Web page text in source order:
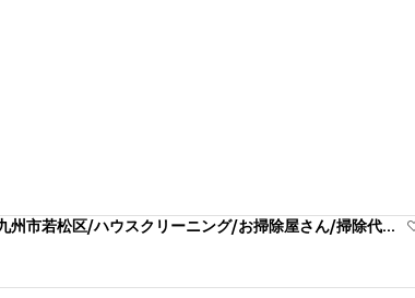
北九州市若松区/ハウスクリーニング/お掃除屋さん/掃除代行業者